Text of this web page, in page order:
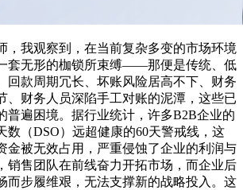
，我观察到，在当前复杂多变的市场环境
套无形的枷锁所束缚——那便是传统、低
回款周期冗长、坏账风险居高不下、财务
、财务人员深陷手工对账的泥潭，这些已
普遍困境。据行业统计，许多B2B企业的
数（DSO）远超健康的60天警戒线，这
金被无效占用，严重侵蚀了企业的利润与
销售团队在前线奋力开拓市场，而企业后
而步履维艰，无法支撑新的战略投入。这